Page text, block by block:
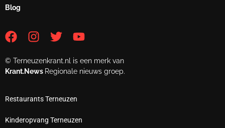
Blog
© Terneuzenkrant.nl is een merk van
Krant.News Regionale nieuws groep.
Restaurants Terneuzen
Kinderopvang Terneuzen